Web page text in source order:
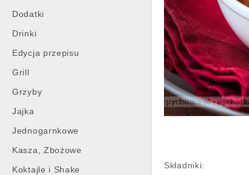
Dodatki
Drinki
Edycja przepisu
Grill
Grzyby
Jajka
Jednogarnkowe
Kasza, Zbożowe
Koktajle i Shake
Składniki: